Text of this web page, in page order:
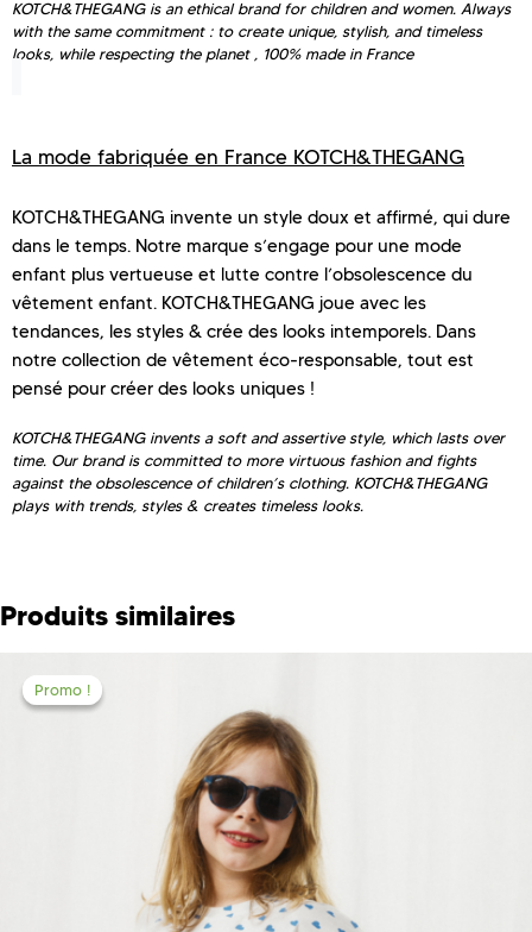
KOTCH&THEGANG is an ethical brand for children and women. Always
with the same commitment : to create unique, stylish, and timeless
looks, while respecting the planet , 100% made in France
La mode fabriquée en France KOTCH&THEGANG
KOTCH&THEGANG invente un style doux et affirmé, qui dure
dans le temps. Notre marque s’engage pour une mode
enfant plus vertueuse et lutte contre l’obsolescence du
vêtement enfant. KOTCH&THEGANG joue avec les
tendances, les styles & crée des looks intemporels. Dans
notre collection de vêtement éco-responsable, tout est
pensé pour créer des looks uniques !
KOTCH&THEGANG invents a soft and assertive style, which lasts over
time. Our brand is committed to more virtuous fashion and fights
against the obsolescence of children’s clothing. KOTCH&THEGANG
plays with trends, styles & creates timeless looks.
Produits similaires
Promo !
Promo !